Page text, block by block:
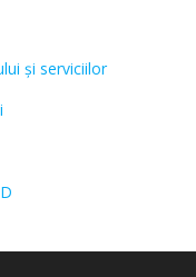
și serviciilor